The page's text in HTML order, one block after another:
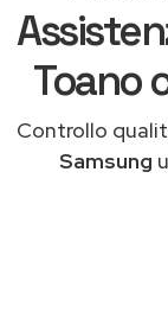
Toano
Controllo
Samsung